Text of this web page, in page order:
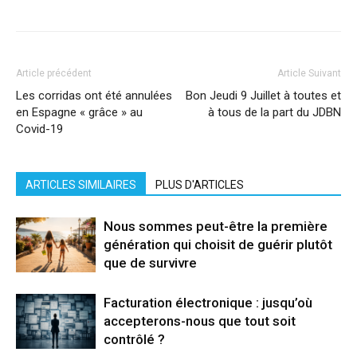
Article précédent
Les corridas ont été annulées
en Espagne « grâce » au
Covid-19
Article Suivant
Bon Jeudi 9 Juillet à toutes et
à tous de la part du JDBN
ARTICLES SIMILAIRES PLUS D'ARTICLES
Nous sommes peut-être la première
génération qui choisit de guérir plutôt
que de survivre
Facturation électronique : jusqu’où
accepterons-nous que tout soit
contrôlé ?